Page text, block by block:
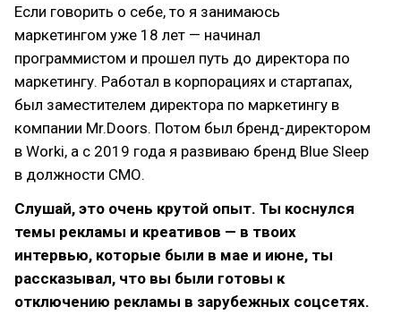
Если говорить о себе, то я занимаюсь
маркетингом уже 18 лет — начинал
программистом и прошел путь до директора по
маркетингу. Работал в корпорациях и стартапах,
был заместителем директора по маркетингу в
компании Mr.Doors. Потом был бренд-директором
в Worki, а с 2019 года я развиваю бренд Blue Sleep
в должности СМО.
Слушай, это очень крутой опыт. Ты коснулся
темы рекламы и креативов — в твоих
интервью, которые были в мае и июне, ты
рассказывал, что вы были готовы к
отключению рекламы в зарубежных соцсетях.